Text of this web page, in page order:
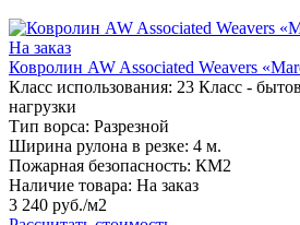
На заказ
Ковролин AW Associated Weavers
Класс использования: 23 Класс -
нагрузки
Тип ворса: Разрезной
Ширина рулона в резке: 4 м.
Пожарная безопасность: КМ2
Наличие товара: На заказ
3 240 руб./м2